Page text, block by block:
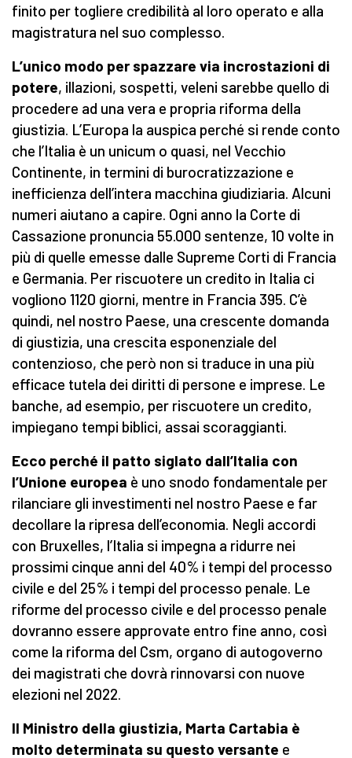
finito per togliere credibilità al loro operato e alla
magistratura nel suo complesso.
L’unico modo per spazzare via incrostazioni di
potere, illazioni, sospetti, veleni sarebbe quello di
procedere ad una vera e propria riforma della
giustizia. L’Europa la auspica perché si rende conto
che l’Italia è un unicum o quasi, nel Vecchio
Continente, in termini di burocratizzazione e
inefficienza dell’intera macchina giudiziaria. Alcuni
numeri aiutano a capire. Ogni anno la Corte di
Cassazione pronuncia 55.000 sentenze, 10 volte in
più di quelle emesse dalle Supreme Corti di Francia
e Germania. Per riscuotere un credito in Italia ci
vogliono 1120 giorni, mentre in Francia 395. C’è
quindi, nel nostro Paese, una crescente domanda
di giustizia, una crescita esponenziale del
contenzioso, che però non si traduce in una più
efficace tutela dei diritti di persone e imprese. Le
banche, ad esempio, per riscuotere un credito,
impiegano tempi biblici, assai scoraggianti.
Ecco perché il patto siglato dall’Italia con
l’Unione europea è uno snodo fondamentale per
rilanciare gli investimenti nel nostro Paese e far
decollare la ripresa dell’economia. Negli accordi
con Bruxelles, l’Italia si impegna a ridurre nei
prossimi cinque anni del 40% i tempi del processo
civile e del 25% i tempi del processo penale. Le
riforme del processo civile e del processo penale
dovranno essere approvate entro fine anno, così
come la riforma del Csm, organo di autogoverno
dei magistrati che dovrà rinnovarsi con nuove
elezioni nel 2022.
Il Ministro della giustizia, Marta Cartabia è
molto determinata su questo versante e